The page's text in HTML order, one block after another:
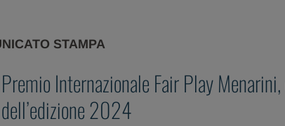
STAMPA
Premio Internazionale Fair Play
dell’edizione 2024